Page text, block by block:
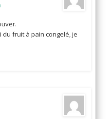
du fruit à pain congelé, je